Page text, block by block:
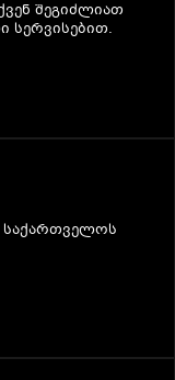
შეგიძლიათ
სერვისებით.